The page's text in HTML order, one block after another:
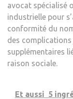
avocat spécialisé
industrielle pour
conformité du
des
supplémentaires
raison sociale.
Et aussi 5